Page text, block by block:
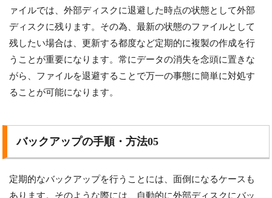
ァイルでは、外部ディスクに退避した時点の状態として外部
ディスクに残ります。その為、最新の状態のファイルとして
残したい場合は、更新する都度など定期的に複製の作成を行
うことが重要になります。常にデータの消失を念頭に置きな
がら、ファイルを退避することで万一の事態に簡単に対処す
ることが可能になります。
バックアップの手順・方法05
定期的なバックアップを行うことには、面倒になるケースも
あります。そのような際には、自動的に外部ディスクにバッ